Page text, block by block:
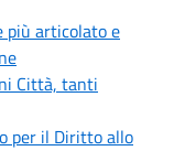
più articolato e
Città, tanti
per il Diritto allo